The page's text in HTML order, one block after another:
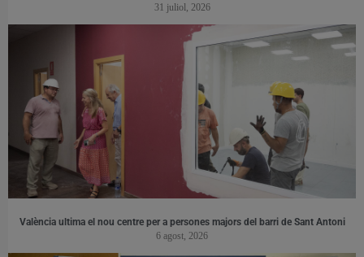
31 juliol, 2026
València ultima el nou centre per a persones majors del barri de Sant Antoni
6 agost, 2026